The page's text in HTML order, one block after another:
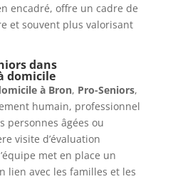
encadré, offre un cadre de
et souvent plus valorisant
dans
domicile
à Bron, Pro-Seniors,
humain, professionnel
personnes âgées ou
visite d’évaluation
met en place un
lien avec les familles et les